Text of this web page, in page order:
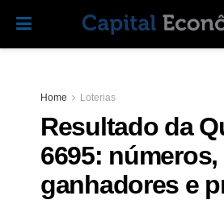
Home Loterias
Resultado da
6695: números,
ganhadores e